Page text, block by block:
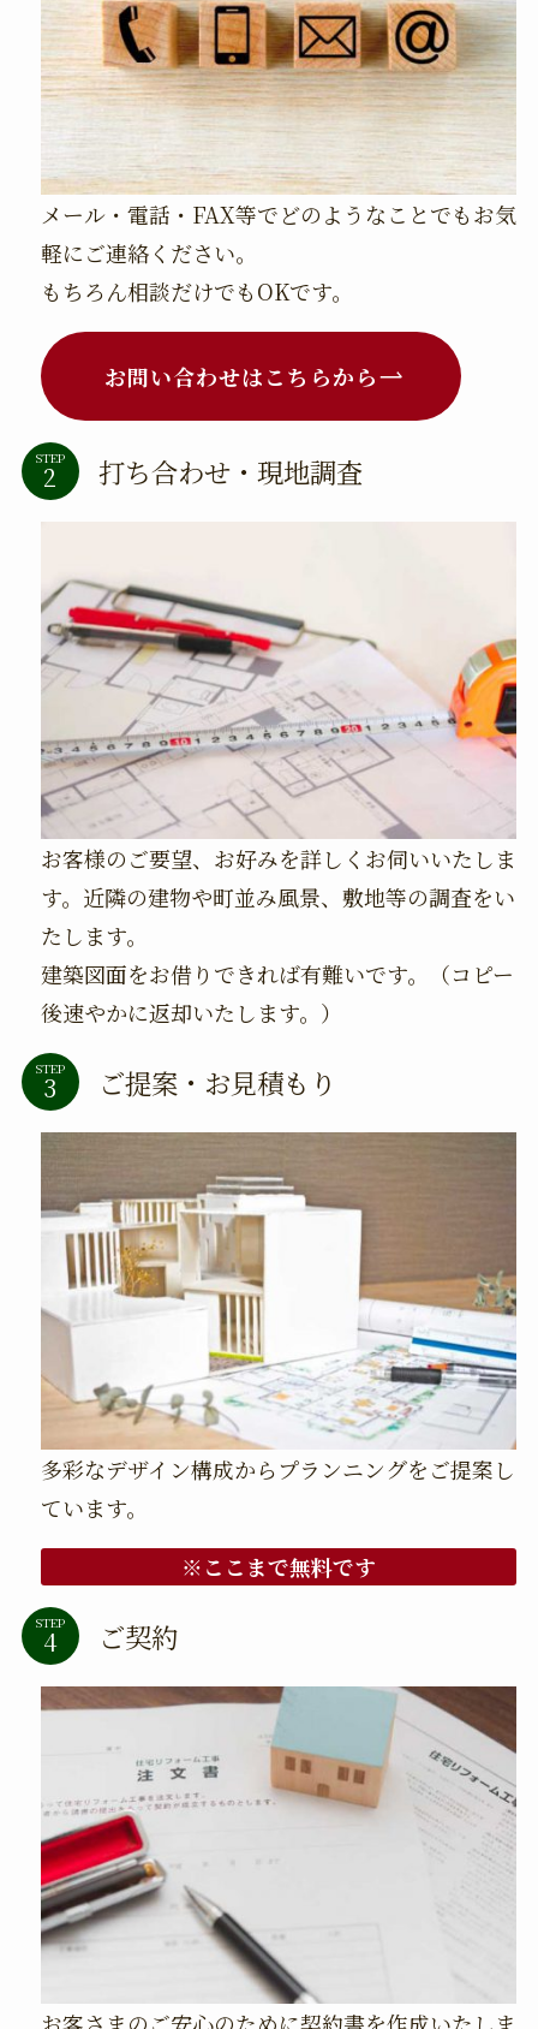
メール・電話・FAX等でどのようなことでもお気
軽にご連絡ください。
もちろん相談だけでもOKです。
お問い合わせはこちらから
STEP 打ち合わせ・現地調査
お客様のご要望、お好みを詳しくお伺いいたしま
す。近隣の建物や町並み風景、敷地等の調査をい
たします。
建築図面をお借りできれば有難いです。（コピー
後速やかに返却いたします。）
STEP ご提案・お見積もり
多彩なデザイン構成からプランニングをご提案し
ています。
※ここまで無料です
STEP ご契約
お客さまのご安心のために契約書を作成いたしま